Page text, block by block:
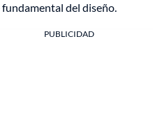
del diseño.
PUBLICIDAD